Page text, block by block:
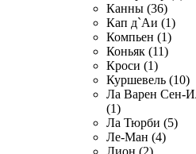
Канны (36)
Кап д`Аи (1)
Компьен (1)
Коньяк (11)
Кроси (1)
Куршевель (10)
Ла Варен Сен-
(1)
Ла Тюрби (5)
Ле-Ман (4)
Лион (2)